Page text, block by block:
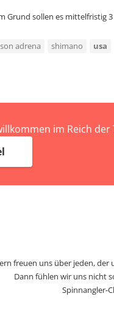
Grund sollen es mittelfristig
adrena shimano usa
im Reich
freuen uns über jeden,
Dann fühlen wir uns nicht
Spinnangler-